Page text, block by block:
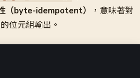
（byte-idempotent）
，意味著對
位元組輸出。